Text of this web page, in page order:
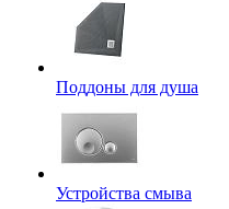
Поддоны для душа
Устройства смыва